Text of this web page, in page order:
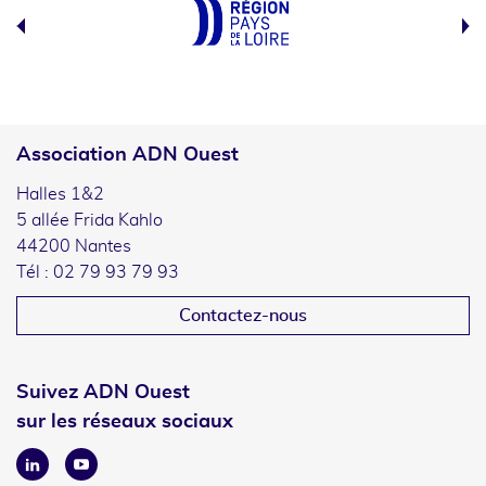
Association ADN Ouest
Halles 1&2
5 allée Frida Kahlo
44200 Nantes
Tél : 02 79 93 79 93
Contactez-nous
Suivez ADN Ouest
sur les réseaux sociaux
LinkedinYoutube